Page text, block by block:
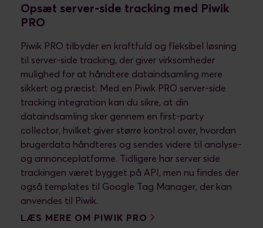
Opsæt server-side tracking med Piwik
PRO
Piwik PRO tilbyder en kraftfuld og fleksibel løsning
til server-side tracking, der giver virksomheder
mulighed for at håndtere dataindsamling mere
sikkert og præcist. Med en Piwik PRO server-side
tracking integration kan du sikre, at din
dataindsamling sker gennem en first-party
collector, hvilket giver større kontrol over, hvordan
brugerdata håndteres og sendes videre til analyse-
og annonceplatforme. Tidligere har server side
trackingen været bygget på API, men nu findes der
også templates til Google Tag Manager, der kan
anvendes til Piwik.
LÆS MERE OM PIWIK PRO